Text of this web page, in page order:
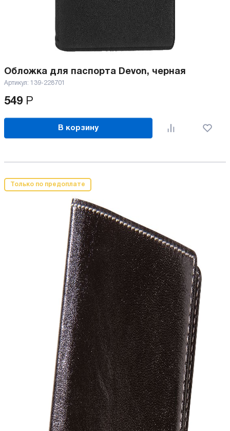
Обложка для паспорта Devon, черная
Артикул: 139-228701
549 Р
В корзину
Только по предоплате